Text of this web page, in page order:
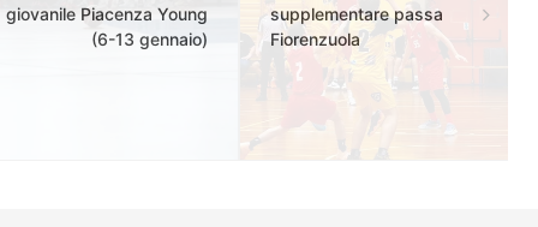
giovanile Piacenza Young
(6-13 gennaio)
supplementare passa
Fiorenzuola